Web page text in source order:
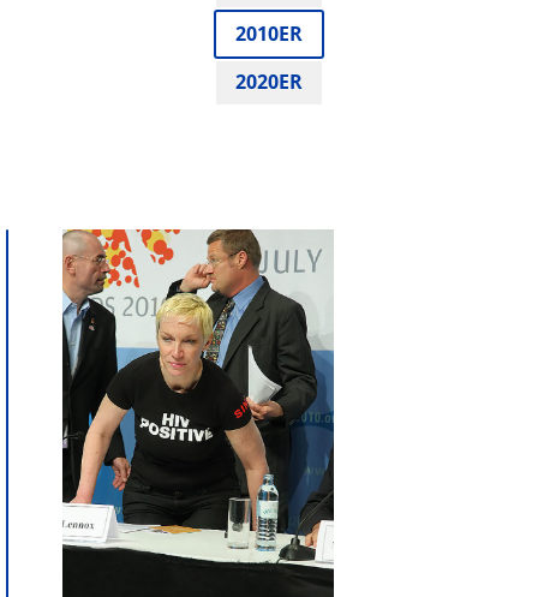
2010ER
2020ER